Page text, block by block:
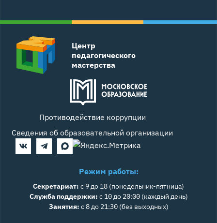
Центр
педагогического
мастерства
Противодействие коррупции
Сведения об образовательной организации
Режим работы:
Секретариат: с 9 до 18 (понедельник-пятница)
Служба поддержки: с 10 до 20:00 (каждый день)
Занятия: с 8 до 21:30 (без выходных)